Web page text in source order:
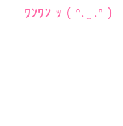
ﾜﾝﾜﾝ ｯ ( ᐢ. ̫ .ᐢ )